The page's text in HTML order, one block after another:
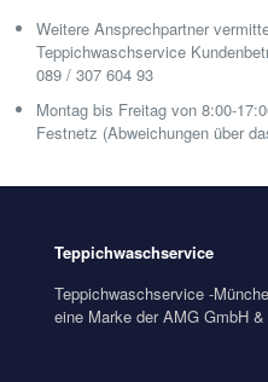
Weitere Ansprechpartner
Teppichwaschservice
089 / 307 604 93
Montag bis Freitag von 8:00-
Festnetz (Abweichungen über
Teppichwaschservice
Teppichwaschservice -
eine Marke der AMG GmbH